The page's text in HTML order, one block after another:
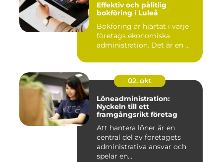
Effektiv och pålitlig
bokföring i Luleå
Bokföring är hjärtat i varje
företags ekonomiska
administration. Det är en ...
02. okt
Löneadministration:
Nyckeln till ett
framgångsrikt företag
Att hantera löner är en
central del av företagets
administrativa ansvar och
spelar en...